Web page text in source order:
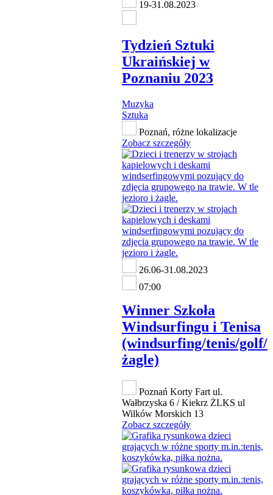
19-31.08.2023
Tydzień Sztuki
Ukraińskiej w
Poznaniu 2023
Muzyka
Sztuka
Poznań, różne lokalizacje
Zobacz szczegóły
26.06-31.08.2023
07:00
Winner Szkoła
Windsurfingu i Tenisa
(windsurfing/tenis/golf/
żagle)
Poznań Korty Fart ul.
Wałbrzyska 6 / Kiekrz ŻLKS ul
Wilków Morskich 13
Zobacz szczegóły